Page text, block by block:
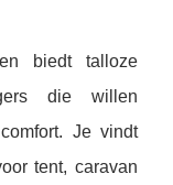
biedt talloze
die willen
Je vindt
tent, caravan